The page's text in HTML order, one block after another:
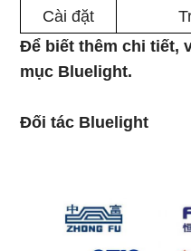
Cài đặt
Để biết thêm chi tiết,
mục Bluelight.
Đối tác Bluelight